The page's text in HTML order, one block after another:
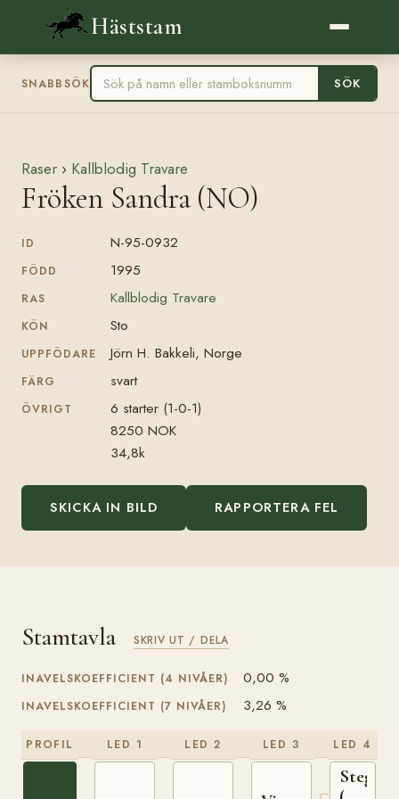
Häststam
SNABBSÖK SÖK
Raser › Kallblodig Travare
Fröken Sandra (NO)
ID N-95-0932
FÖDD 1995
RAS Kallblodig Travare
KÖN Sto
UPPFÖDARE Jörn H. Bakkeli, Norge
FÄRG svart
ÖVRIGT
6 starter (1-0-1)
8250 NOK
34,8k
SKICKA IN BILD RAPPORTERA FEL
Stamtavla SKRIV UT / DELA
INAVELSKOEFFICIENT (4 NIVÅER) 0,00 %
INAVELSKOEFFICIENT (7 NIVÅER) 3,26 %
PROFIL LED 1 LED 2 LED 3 LED 4
Stegg